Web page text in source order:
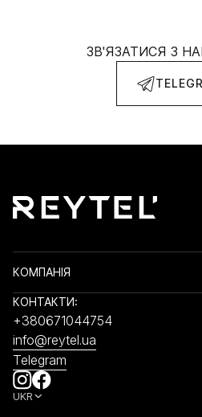
ЗВ'ЯЗАТИСЯ З
КОМПАНІЯ
КОНТАКТИ:
+380671044754
info@reytel.ua
Telegram
UKR